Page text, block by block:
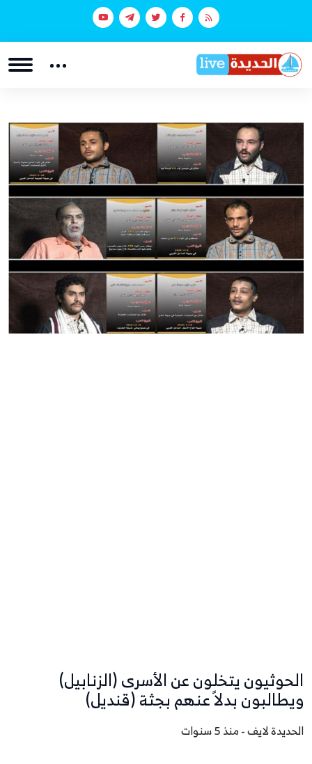
الحوثيون يتخلون عن الأسرى (الزنابيل)
ويطالبون بدلاً عنهم بجثة (قنديل)
الحديدة لايف - منذ 5 سنوات